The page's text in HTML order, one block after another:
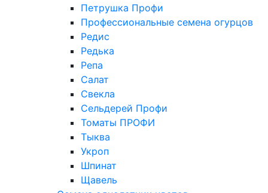
Петрушка Профи
Профессиональные семена огурцов
Редис
Редька
Репа
Салат
Свекла
Сельдерей Профи
Томаты ПРОФИ
Тыква
Укроп
Шпинат
Щавель